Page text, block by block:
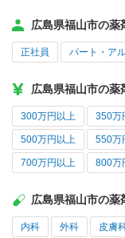
広島県福山市の薬
正社員 パート・ア
広島県福山市の薬
300万円以上 350万
500万円以上 550万
700万円以上 800万
広島県福山市の薬
内科 外科 皮膚